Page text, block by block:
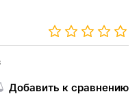
Добавить к сравнению